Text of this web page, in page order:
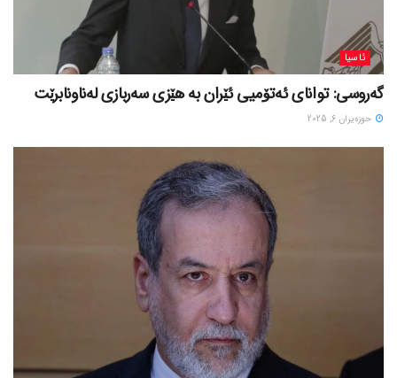
ئاسیا
گەروسی: توانای ئەتۆمیی ئێران بە هێزی سەربازی لەناونابرێت
حوزه‌یران 6, 2025